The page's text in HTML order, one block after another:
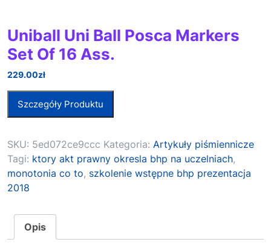
Uniball Uni Ball Posca Markers
Set Of 16 Ass.
229.00zł
Szczegóły Produktu
SKU: 5ed072ce9ccc Kategoria: Artykuły piśmiennicze
Tagi: ktory akt prawny okresla bhp na uczelniach,
monotonia co to, szkolenie wstępne bhp prezentacja
2018
Opis